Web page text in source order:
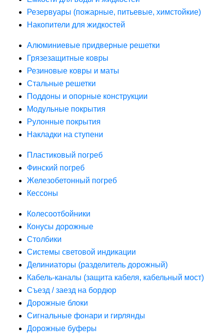
Резервуары (пожарные, питьевые, химстойкие)
Накопители для жидкостей
Алюминиевые придверные решетки
Грязезащитные ковры
Резиновые ковры и маты
Стальные решетки
Поддоны и опорные конструкции
Модульные покрытия
Рулонные покрытия
Накладки на ступени
Пластиковый погреб
Финский погреб
Железобетонный погреб
Кессоны
Колесоотбойники
Конусы дорожные
Столбики
Системы световой индикации
Делиниаторы (разделитель дорожный)
Кабель-каналы (защита кабеля, кабельный мост)
Съезд / заезд на бордюр
Дорожные блоки
Сигнальные фонари и гирлянды
Дорожные буферы